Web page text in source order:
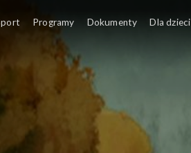
Programy Dokumenty Dla dzieci